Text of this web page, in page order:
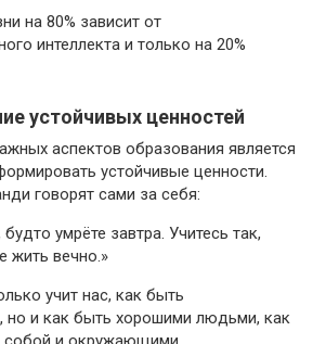
на 80% зависит от
интеллекта и только на 20%
устойчивых ценностей
аспектов образования является
устойчивые ценности.
говорят сами за себя:
умрёте завтра. Учитесь так,
жить вечно.»
учит нас, как быть
но и как быть хорошими людьми, как